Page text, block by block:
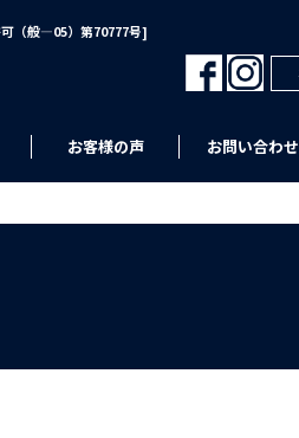
（般―05）第70777号]
お客様の声 お問い合わせ